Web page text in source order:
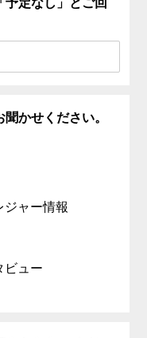
かせください。
ジャー情報
ビュー